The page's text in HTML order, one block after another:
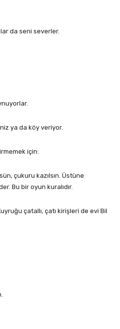
da seni severler.
ya da köy veriyor.
için:
çukuru kazılsın. Üstüne
Bu bir oyun kuralıdır.
çatallı, çatı kirişleri de evi Bil